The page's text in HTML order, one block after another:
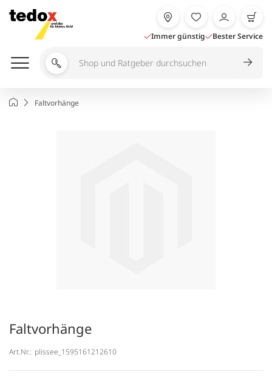
Inhalt
springen
Immer günstig Bester Service
Shop
durchsuchen
StartseiteFaltvorhänge
Faltvorhänge
Art.Nr.: plissee_1595161212610